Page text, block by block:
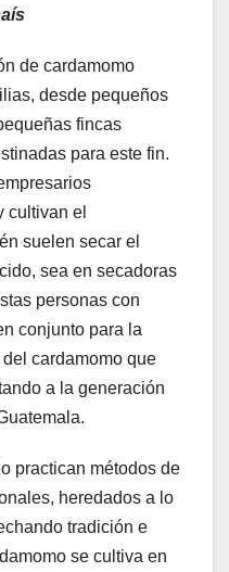
de cardamomo
desde pequeños
fincas
para este fin.
cultivan el
suelen secar el
sea en secadoras
personas con
conjunto para la
cardamomo que
a la generación
practican métodos de
heredados a lo
tradición e
se cultiva en